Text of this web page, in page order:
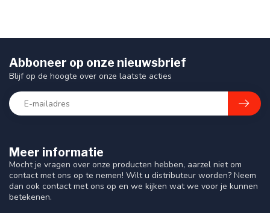
Meer informatie
Mocht je vragen over onze producten hebben, aarzel niet om
contact met ons op te nemen! Wilt u distributeur worden? Neem
dan ook contact met ons op en we kijken wat we voor je kunnen
betekenen.
Abboneer op onze nieuwsbrief
Blijf op de hoogte over onze laatste acties